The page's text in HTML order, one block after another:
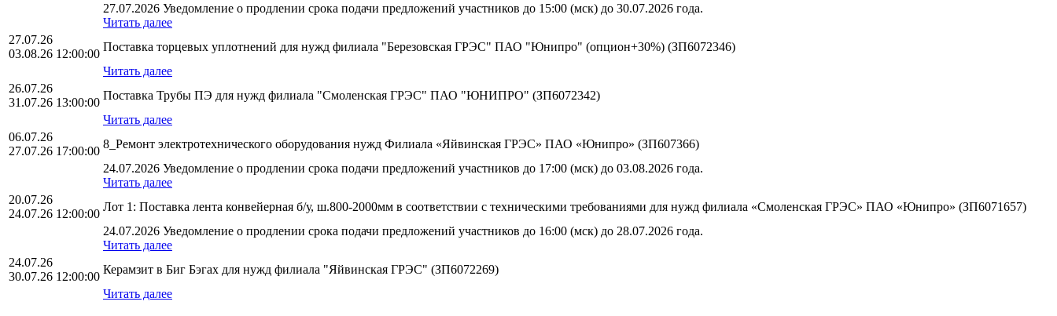
27.07.2026 Уведомление о продлении срока подачи предложений участников до 15:00 (мск) до 30.07.2026 года.
Читать далее
27.07.26
03.08.26 12:00:00
Поставка торцевых уплотнений для нужд филиала "Березовская ГРЭС" ПАО "Юнипро" (опцион+30%) (ЗП6072346)
Читать далее
26.07.26
31.07.26 13:00:00
Поставка Трубы ПЭ для нужд филиала "Смоленская ГРЭС" ПАО "ЮНИПРО" (ЗП6072342)
Читать далее
06.07.26
27.07.26 17:00:00
8_Ремонт электротехнического оборудования нужд Филиала «Яйвинская ГРЭС» ПАО «Юнипро» (ЗП607366)
24.07.2026 Уведомление о продлении срока подачи предложений участников до 17:00 (мск) до 03.08.2026 года.
Читать далее
20.07.26
24.07.26 12:00:00
Лот 1: Поставка лента конвейерная б/у, ш.800-2000мм в соответствии с техническими требованиями для нужд филиала «Смоленская ГРЭС» ПАО «Юнипро» (ЗП6071657)
24.07.2026 Уведомление о продлении срока подачи предложений участников до 16:00 (мск) до 28.07.2026 года.
Читать далее
24.07.26
30.07.26 12:00:00
Керамзит в Биг Бэгах для нужд филиала "Яйвинская ГРЭС" (ЗП6072269)
Читать далее